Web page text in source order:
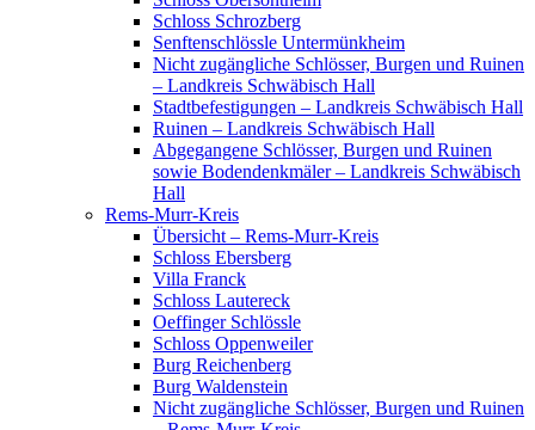
Schloss Schrozberg
Senftenschlössle Untermünkheim
Nicht zugängliche Schlösser, Burgen und Ruinen
– Landkreis Schwäbisch Hall
Stadtbefestigungen – Landkreis Schwäbisch Hall
Ruinen – Landkreis Schwäbisch Hall
Abgegangene Schlösser, Burgen und Ruinen
sowie Bodendenkmäler – Landkreis Schwäbisch
Hall
Rems-Murr-Kreis
Übersicht – Rems-Murr-Kreis
Schloss Ebersberg
Villa Franck
Schloss Lautereck
Oeffinger Schlössle
Schloss Oppenweiler
Burg Reichenberg
Burg Waldenstein
Nicht zugängliche Schlösser, Burgen und Ruinen